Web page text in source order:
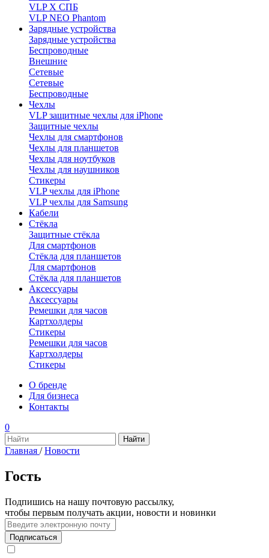
VLP X СПБ
VLP NEO Phantom
Зарядные устройства
Зарядные устройства
Беспроводные
Внешние
Сетевые
Сетевые
Беспроводные
Чехлы
VLP защитные чехлы для iPhone
Защитные чехлы
Чехлы для смартфонов
Чехлы для планшетов
Чехлы для ноутбуков
Чехлы для наушников
Стикеры
VLP чехлы для iPhone
VLP чехлы для Samsung
Кабели
Стёкла
Защитные стёкла
Для смартфонов
Стёкла для планшетов
Для смартфонов
Стёкла для планшетов
Аксессуары
Аксессуары
Ремешки для часов
Картхолдеры
Стикеры
Ремешки для часов
Картхолдеры
Стикеры
О бренде
Для бизнеса
Контакты
0
Главная / Новости
Гость
Подпишись на нашу почтовую рассылку,
чтобы первым получать акции, новости и новинки
Подписаться